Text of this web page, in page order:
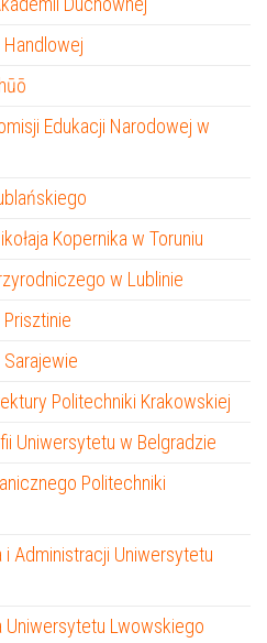
Handlowej
Edukacji Narodowej w
Kopernika w Toruniu
w Lublinie
Politechniki Krakowskiej
Uniwersytetu w Belgradzie
Politechniki
i Administracji Uniwersytetu
Uniwersytetu Lwowskiego